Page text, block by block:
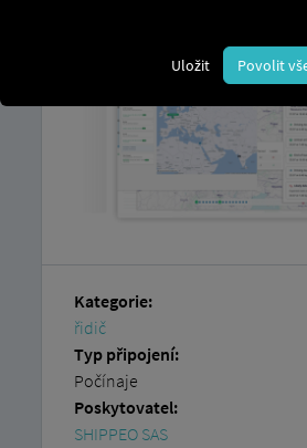
Kategorie:
řidič
Typ připojení:
Počínaje
Poskytovatel:
SHIPPEO SAS
Uložit Povolit